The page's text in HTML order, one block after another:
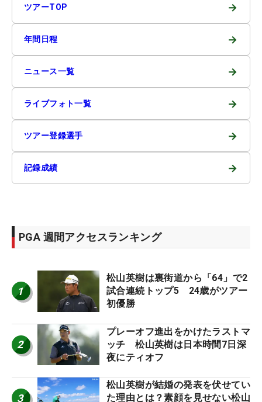
ツアーTOP →
年間日程 →
ニュース一覧 →
ライブフォト一覧 →
ツアー登録選手 →
記録成績 →
PGA 週間アクセスランキング
1
松山英樹は裏街道から「64」で2
試合連続トップ5 24歳がツアー
初優勝
2
プレーオフ進出をかけたラストマ
ッチ 松山英樹は日本時間7日深
夜にティオフ
3
松山英樹が結婚の発表を伏せてい
た理由とは？素顔を見せない松山